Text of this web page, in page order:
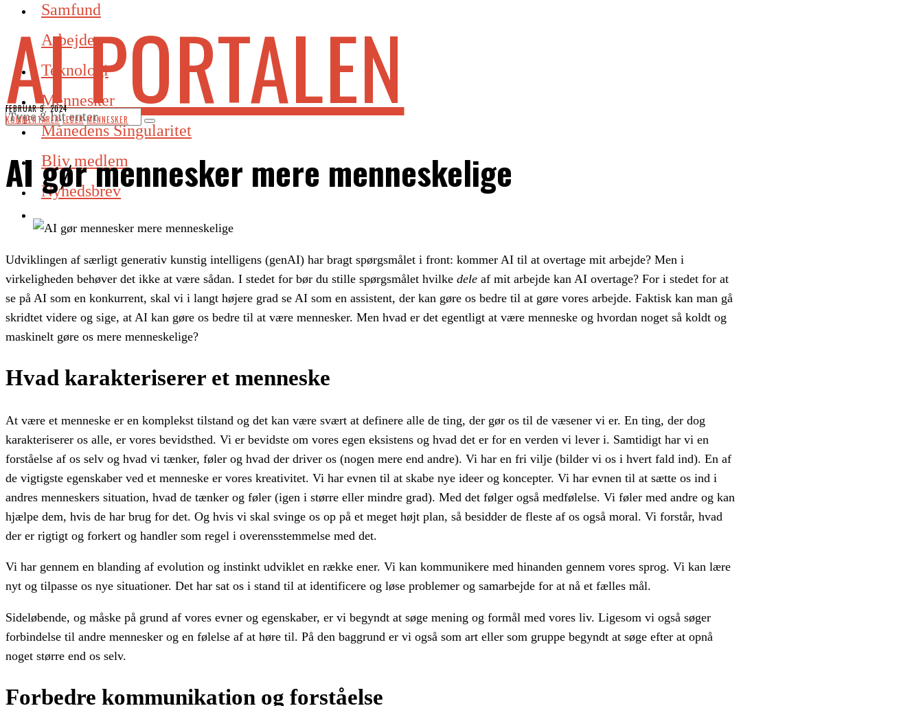
Samfund
Arbejde
Teknologi
Mennesker
Månedens Singularitet
Bliv medlem
Nyhedsbrev
AI PORTALEN
FEBRUAR 9, 2024
KOMMENTARER·LEDER·MENNESKER
AI gør mennesker mere menneskelige
Udviklingen af særligt generativ kunstig intelligens (genAI) har bragt spørgsmålet i front: kommer AI til at overtage mit arbejde? Men i
virkeligheden behøver det ikke at være sådan. I stedet for bør du stille spørgsmålet hvilke dele af mit arbejde kan AI overtage? For i stedet for at
se på AI som en konkurrent, skal vi i langt højere grad se AI som en assistent, der kan gøre os bedre til at gøre vores arbejde. Faktisk kan man gå
skridtet videre og sige, at AI kan gøre os bedre til at være mennesker. Men hvad er det egentligt at være menneske og hvordan noget så koldt og
maskinelt gøre os mere menneskelige?
Hvad karakteriserer et menneske
At være et menneske er en komplekst tilstand og det kan være svært at definere alle de ting, der gør os til de væsener vi er. En ting, der dog
karakteriserer os alle, er vores bevidsthed. Vi er bevidste om vores egen eksistens og hvad det er for en verden vi lever i. Samtidigt har vi en
forståelse af os selv og hvad vi tænker, føler og hvad der driver os (nogen mere end andre). Vi har en fri vilje (bilder vi os i hvert fald ind). En af
de vigtigste egenskaber ved et menneske er vores kreativitet. Vi har evnen til at skabe nye ideer og koncepter. Vi har evnen til at sætte os ind i
andres menneskers situation, hvad de tænker og føler (igen i større eller mindre grad). Med det følger også medfølelse. Vi føler med andre og kan
hjælpe dem, hvis de har brug for det. Og hvis vi skal svinge os op på et meget højt plan, så besidder de fleste af os også moral. Vi forstår, hvad
der er rigtigt og forkert og handler som regel i overensstemmelse med det.
Vi har gennem en blanding af evolution og instinkt udviklet en række ener. Vi kan kommunikere med hinanden gennem vores sprog. Vi kan lære
nyt og tilpasse os nye situationer. Det har sat os i stand til at identificere og løse problemer og samarbejde for at nå et fælles mål.
Sideløbende, og måske på grund af vores evner og egenskaber, er vi begyndt at søge mening og formål med vores liv. Ligesom vi også søger
forbindelse til andre mennesker og en følelse af at høre til. På den baggrund er vi også som art eller som gruppe begyndt at søge efter at opnå
noget større end os selv.
Forbedre kommunikation og forståelse